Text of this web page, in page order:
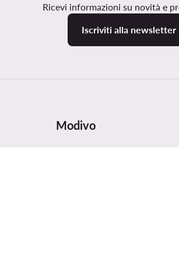
Ricevi informazioni su novità e
Iscriviti alla newsletter
Modivo